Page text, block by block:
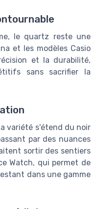
le quartz reste une
et les modèles Casio
et la durabilité,
sans sacrifier la
variété s'étend du noir
par des nuances
sortir des sentiers
Watch, qui permet de
dans une gamme